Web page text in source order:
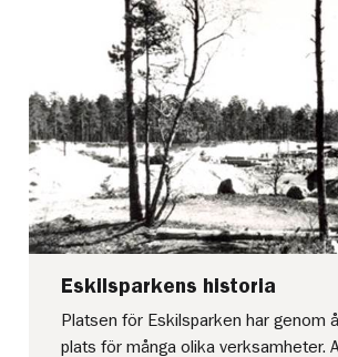
Eskilsparkens historia
Platsen för Eskilsparken har genom
plats för många olika verksamheter.